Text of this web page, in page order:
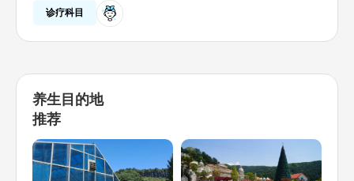
诊疗科目
养生目的地
推荐